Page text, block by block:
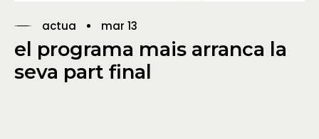
actua mar 13
el programa mais arranca la
seva part final